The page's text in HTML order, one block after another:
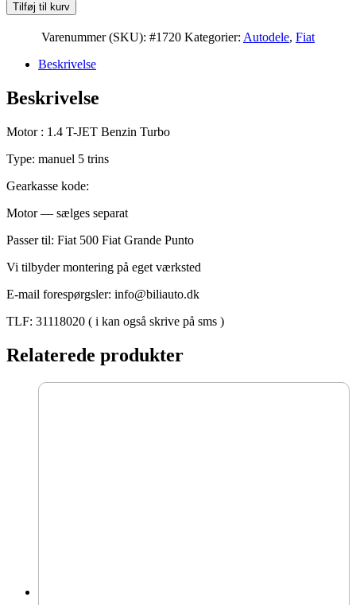
Tilføj til kurv
Varenummer (SKU): #1720 Kategorier: Autodele, Fiat
Beskrivelse
Beskrivelse
Motor : 1.4 T-JET Benzin Turbo
Type: manuel 5 trins
Gearkasse kode:
Motor — sælges separat
Passer til: Fiat 500 Fiat Grande Punto
Vi tilbyder montering på eget værksted
E-mail forespørgsler: info@biliauto.dk
TLF: 31118020 ( i kan også skrive på sms )
Relaterede produkter